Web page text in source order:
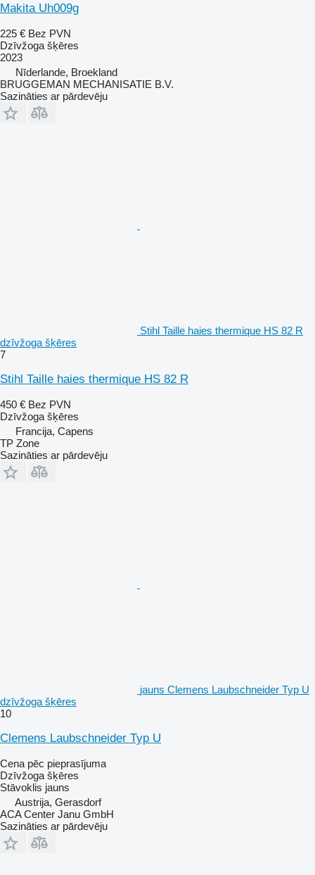
Makita Uh009g
225 € Bez PVN
Dzīvžoga šķēres
2023
Nīderlande, Broekland
BRUGGEMAN MECHANISATIE B.V.
Sazināties ar pārdevēju
Stihl Taille haies thermique HS 82 R
dzīvžoga šķēres
7
Stihl Taille haies thermique HS 82 R
450 € Bez PVN
Dzīvžoga šķēres
Francija, Capens
TP Zone
Sazināties ar pārdevēju
jauns Clemens Laubschneider Typ U
dzīvžoga šķēres
10
Clemens Laubschneider Typ U
Cena pēc pieprasījuma
Dzīvžoga šķēres
Stāvoklis jauns
Austrija, Gerasdorf
ACA Center Janu GmbH
Sazināties ar pārdevēju